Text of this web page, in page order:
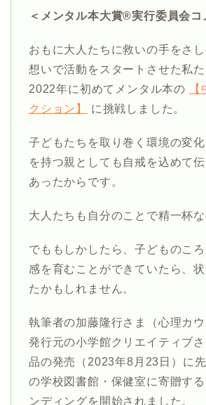
＜メンタル本大賞®実行委員会コ
おもに大人たちに救いの手をさ
想いで活動をスタートさせた私た
2022年に初めてメンタル本の
クション】
に挑戦しました。
子どもたちを取り巻く環境の変
を持つ親としても自戒を込めて
あったからです。
大人たちも自分のことで精一杯な
でももしかしたら、子どものこ
感を育むことができていたら、
たかもしれません。
執筆者の加藤隆行さま（心理カ
発行元の小学館クリエイティブ
品の発売（2023年8月23日）に
の学校図書館・保健室に寄贈す
ンディングを開始されました。